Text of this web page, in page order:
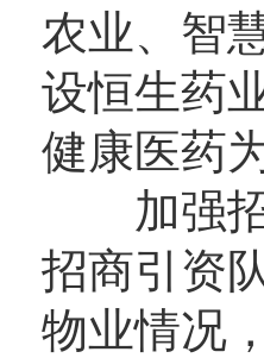
农业、智
设恒生药
健康医药
加强招
招商引资
物业情况